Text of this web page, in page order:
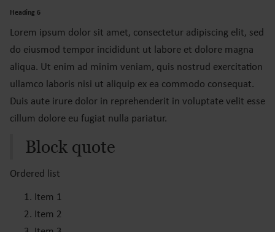
Heading 6
Lorem ipsum dolor sit amet, consectetur adipiscing elit, sed
do eiusmod tempor incididunt ut labore et dolore magna
aliqua. Ut enim ad minim veniam, quis nostrud exercitation
ullamco laboris nisi ut aliquip ex ea commodo consequat.
Duis aute irure dolor in reprehenderit in voluptate velit esse
cillum dolore eu fugiat nulla pariatur.
Block quote
Ordered list
Item 1
Item 2